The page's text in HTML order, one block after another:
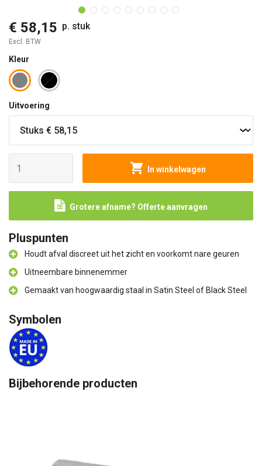
€ 58,15 p. stuk
Excl. BTW
Kleur
Uitvoering
In winkelwagen
Grotere afname? Offerte aanvragen
Pluspunten
Houdt afval discreet uit het zicht en voorkomt nare geuren
Uitneembare binnenemmer
Gemaakt van hoogwaardig staal in Satin Steel of Black Steel
Symbolen
Bijbehorende producten